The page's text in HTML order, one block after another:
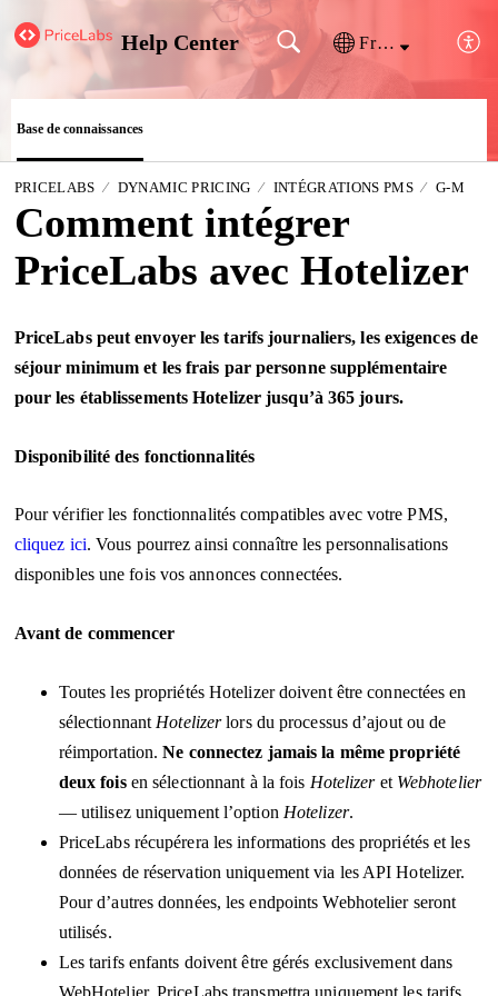
Help Center Français (France)
Base de connaissances
PRICELABS DYNAMIC PRICING INTÉGRATIONS PMS G-M
Comment intégrer
PriceLabs avec Hotelizer
PriceLabs peut envoyer les tarifs journaliers, les exigences de
séjour minimum et les frais par personne supplémentaire
pour les établissements Hotelizer jusqu’à 365 jours.
Disponibilité des fonctionnalités
Pour vérifier les fonctionnalités compatibles avec votre PMS,
cliquez ici. Vous pourrez ainsi connaître les personnalisations
disponibles une fois vos annonces connectées.
Avant de commencer
Toutes les propriétés Hotelizer doivent être connectées en
sélectionnant Hotelizerlors du processus d’ajout ou de
réimportation.Ne connectez jamais la même propriété
deux foisen sélectionnant à la fois Hotelizeret Webhotelier
— utilisez uniquement l’option Hotelizer.
PriceLabs récupérera les informations des propriétés et les
données de réservation uniquement via les API Hotelizer.
Pour d’autres données, les endpoints Webhotelier seront
utilisés.
Les tarifs enfants doivent être gérés exclusivement dans
WebHotelier. PriceLabs transmettra uniquement les tarifs